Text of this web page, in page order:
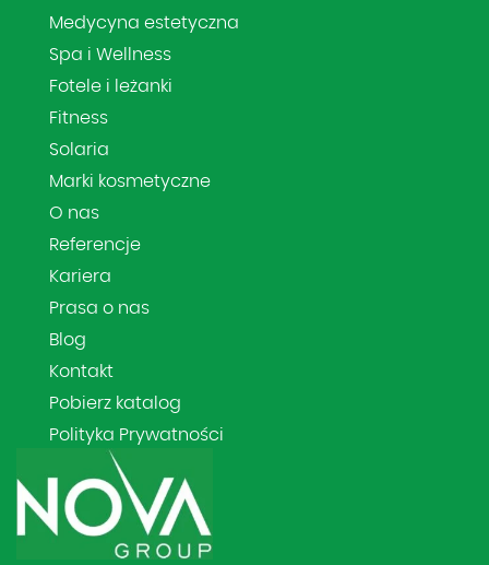
Medycyna estetyczna
Spa i Wellness
Fotele i leżanki
Fitness
Solaria
Marki kosmetyczne
O nas
Referencje
Kariera
Prasa o nas
Blog
Kontakt
Pobierz katalog
Polityka Prywatności